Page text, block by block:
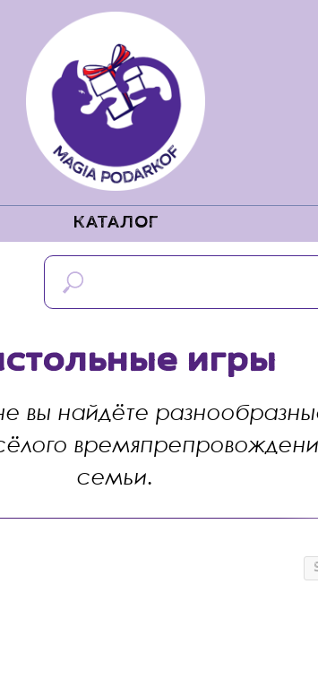
КАТАЛОГ
игры
вы найдёте
семьи.